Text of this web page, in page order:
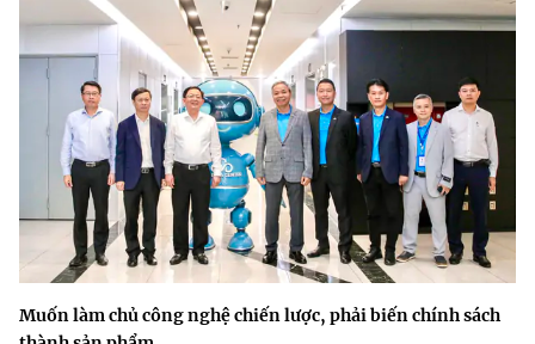
Muốn làm chủ công nghệ chiến lược, phải biến chính sách